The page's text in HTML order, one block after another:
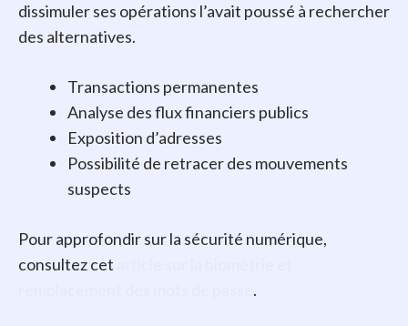
dissimuler ses opérations l’avait poussé à rechercher
des alternatives.
Transactions permanentes
Analyse des flux financiers publics
Exposition d’adresses
Possibilité de retracer des mouvements
suspects
Pour approfondir sur la sécurité numérique,
consultez cet
.